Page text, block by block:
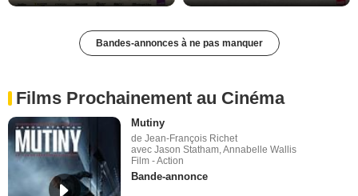
Bandes-annonces à ne pas manquer
Films Prochainement au Cinéma
Mutiny
de Jean-François Richet
avec Jason Statham, Annabelle Wallis
Film - Action
Bande-annonce